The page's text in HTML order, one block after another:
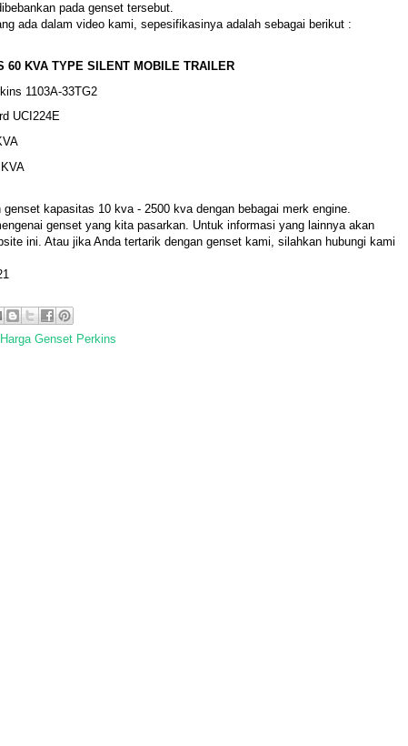
pada genset tersebut.
ada dalam video kami, sepesifikasinya adalah sebagai berikut :
60 KVA TYPE SILENT MOBILE TRAILER
1103A-33TG2
UCI224E
kapasitas 10 kva - 2500 kva dengan bebagai merk engine.
genset yang kita pasarkan. Untuk informasi yang lainnya akan
ini. Atau jika Anda tertarik dengan genset kami, silahkan hubungi kami
Harga Genset Perkins